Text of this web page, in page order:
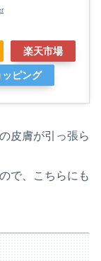
楽天市場
ピング
皮膚が引っ張ら
で、こちらにも